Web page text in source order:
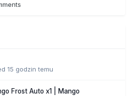
15 godzin temu
Frost Auto x1 | Mango